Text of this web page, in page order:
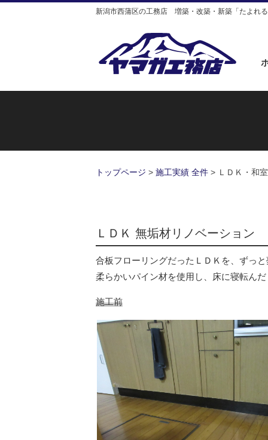
新潟市西蒲区の工務店 増築・改築・新築「たよれ
トップページ > 施工実績 全件 > ＬＤＫ・和
ＬＤＫ 無垢材リノベーション
合板フローリングだったＬＤＫを、ずっ
柔らかいパイン材を使用し、床に寝転ん
施工前